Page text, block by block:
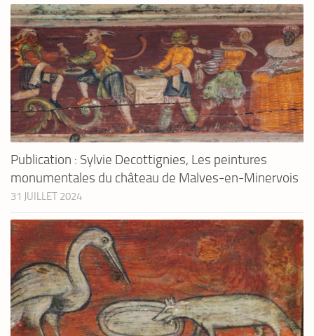
Publication : Sylvie Decottignies, Les peintures
monumentales du château de Malves-en-Minervois
31 JUILLET 2024